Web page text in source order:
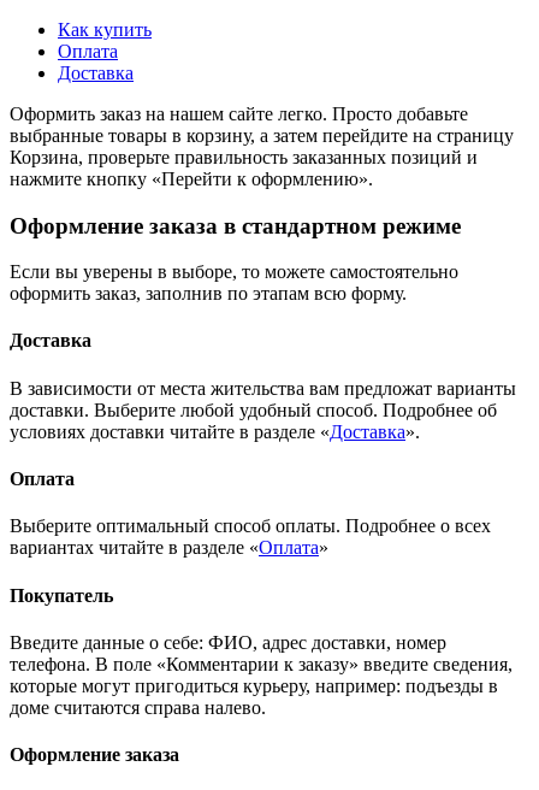
Как купить
Оплата
Доставка
Оформить заказ на нашем сайте легко. Просто добавьте
выбранные товары в корзину, а затем перейдите на страницу
Корзина, проверьте правильность заказанных позиций и
нажмите кнопку «Перейти к оформлению».
Оформление заказа в стандартном режиме
Если вы уверены в выборе, то можете самостоятельно
оформить заказ, заполнив по этапам всю форму.
Доставка
В зависимости от места жительства вам предложат варианты
доставки. Выберите любой удобный способ. Подробнее об
условиях доставки читайте в разделе «Доставка».
Оплата
Выберите оптимальный способ оплаты. Подробнее о всех
вариантах читайте в разделе «Оплата»
Покупатель
Введите данные о себе: ФИО, адрес доставки, номер
телефона. В поле «Комментарии к заказу» введите сведения,
которые могут пригодиться курьеру, например: подъезды в
доме считаются справа налево.
Оформление заказа